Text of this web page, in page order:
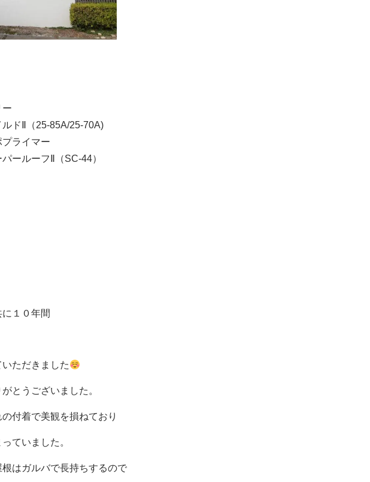
ドⅡ（25-85A/25-70A)
ライマー
ールーフⅡ（SC-44）
１０年間
ただきました
とうございました。
付着で美観を損ねており
ていました。
はガルバで長持ちするので